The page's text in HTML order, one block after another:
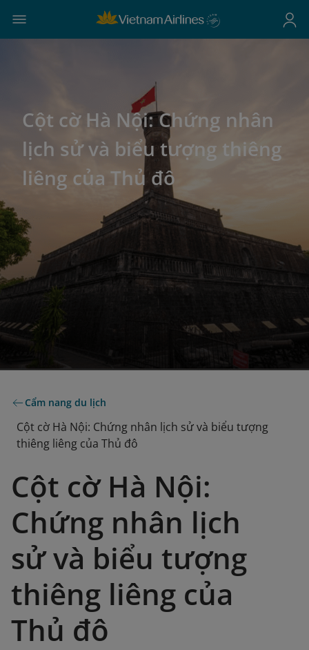
Cột cờ Hà Nội: Chứng nhân
lịch sử và biểu tượng thiêng
liêng của Thủ đô
Cẩm nang du lịch
Cột cờ Hà Nội: Chứng nhân lịch sử và biểu tượng
thiêng liêng của Thủ đô
Cột cờ Hà Nội:
Chứng nhân lịch
sử và biểu tượng
thiêng liêng của
Thủ đô